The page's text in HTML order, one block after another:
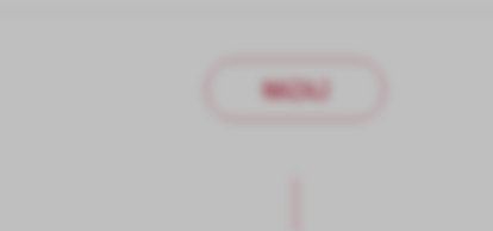
NAZAJ